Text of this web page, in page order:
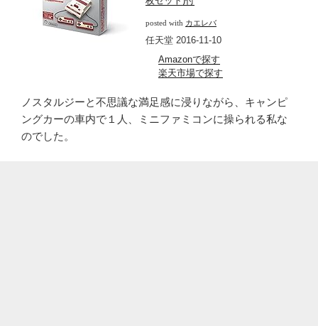
posted with カエレバ
任天堂 2016-11-10
Amazonで探す
楽天市場で探す
ノスタルジーと不思議な満足感に浸りながら、キャンピ
ングカーの車内で１人、ミニファミコンに操られる私な
のでした。